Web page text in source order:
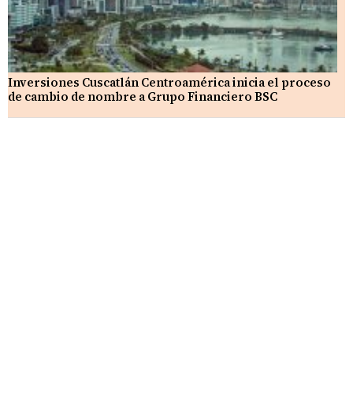
Inversiones Cuscatlán Centroamérica inicia el proceso
de cambio de nombre a Grupo Financiero BSC